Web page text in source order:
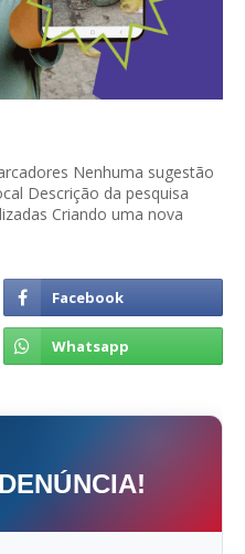
Nenhuma sugestão
Descrição da pesquisa
Criando uma nova